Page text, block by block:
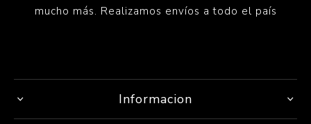
mucho más. Realizamos envíos a todo el país
Informacion